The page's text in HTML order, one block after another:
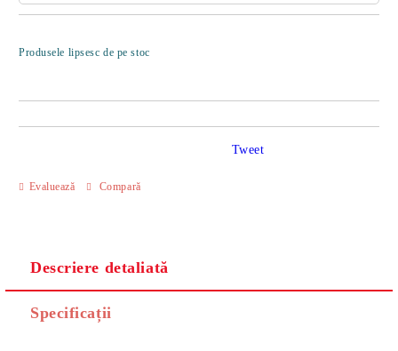
Produsele lipsesc de pe stoc
Evaluează Compară
Tweet
Descriere detaliată
Specificații